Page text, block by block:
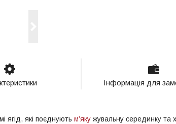
Інформація для
ягід, які поєднують м’яку жувальну серединку та